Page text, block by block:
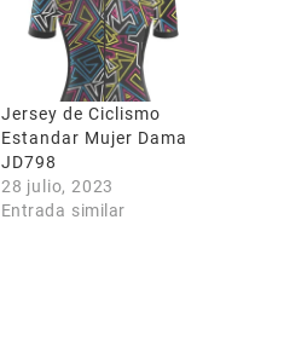
Jersey de Ciclismo
Estandar Mujer Dama
JD798
28 julio, 2023
Entrada similar